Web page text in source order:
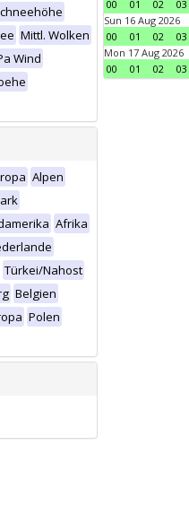
Mittl. Wolken
Wind
Alpen
Afrika
Türkei/Nahost
Belgien
Polen
00
01 02 03
Sun 16 Aug 2026
00
01 02 03
Mon 17 Aug 2026
00
01 02 03